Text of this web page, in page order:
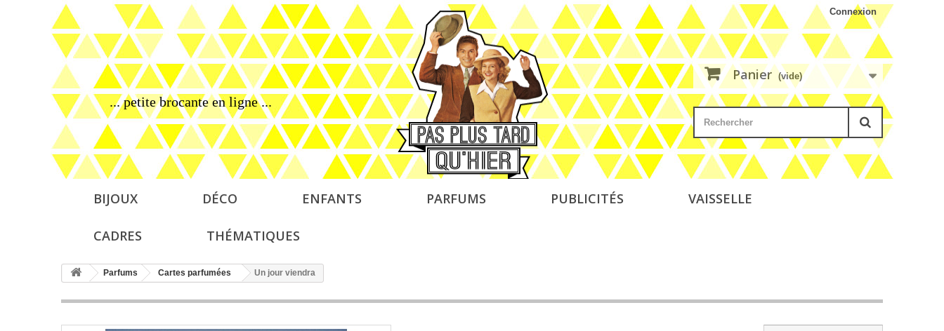
... petite brocante en ligne ...
Connexion
Panier (vide)
BIJOUX DÉCO ENFANTS PARFUMS PUBLICITÉS VAISSELLE
CADRES THÉMATIQUES
Parfums Cartes parfumées Un jour viendra